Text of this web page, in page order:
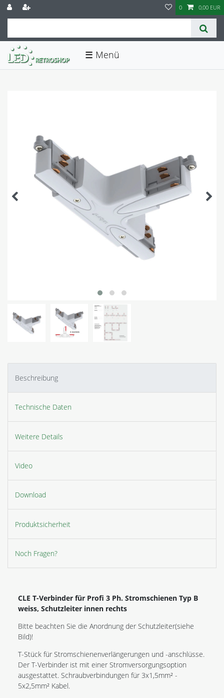
0 0,00 EUR
☰
Beschreibung
Technische Daten
Weitere Details
Video
Download
Produktsicherheit
Noch Fragen?
CLE T-Verbinder für Profi 3 Ph. Stromschienen Typ B
weiss, Schutzleiter innen rechts
Bitte beachten Sie die Anordnung der Schutzleiter(siehe
Bild)!
T-Stück für Stromschienenverlängerungen und -anschlüsse.
Der T-Verbinder ist mit einer Stromversorgungsoption
ausgestattet. Schraubverbindungen für 3x1,5mm² -
5x2,5mm² Kabel.